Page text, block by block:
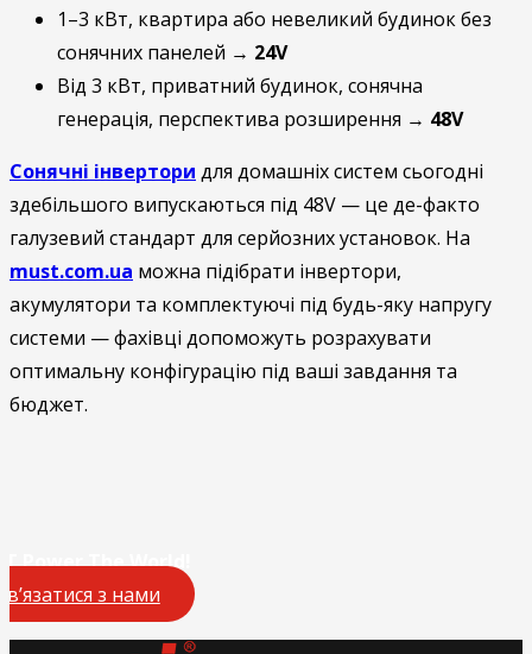
1–3 кВт, квартира або невеликий будинок без
сонячних панелей → 24V
Від 3 кВт, приватний будинок, сонячна
генерація, перспектива розширення → 48V
Сонячні інвертори для домашніх систем сьогодні
здебільшого випускаються під 48V — це де-факто
галузевий стандарт для серйозних установок. На
must.com.ua можна підібрати інвертори,
акумулятори та комплектуючі під будь-яку напругу
системи — фахівці допоможуть розрахувати
оптимальну конфігурацію під ваші завдання та
бюджет.
Power The World!
з нами